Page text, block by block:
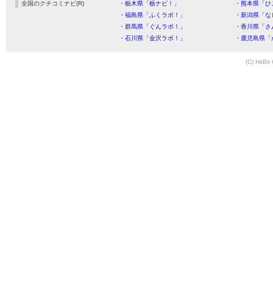
全国のクチコミナビ(R) ・栃木県「栃ナビ！」
・熊本県「
・福島県「ふくラボ！」
・新潟県「
・群馬県「ぐんラボ！」
・香川県「
・石川県「金沢ラボ！」
・鹿児島県
(C) HitBit